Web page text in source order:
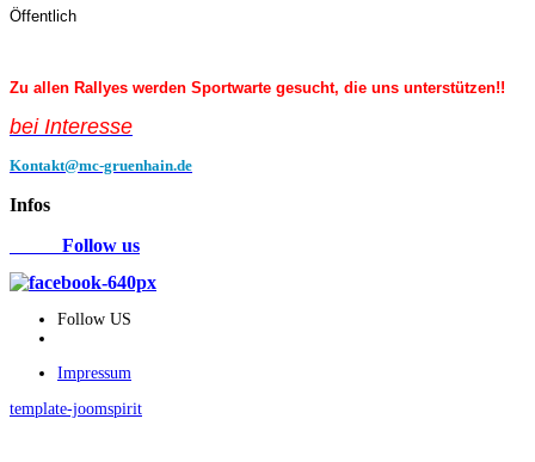
Öffentlich
Zu allen Rallyes werden Sportwarte gesucht, die uns unterstützen!!
bei Interesse
Kontakt@mc-gruenhain.de
Infos
Follow us
Follow US
Impressum
template-joomspirit